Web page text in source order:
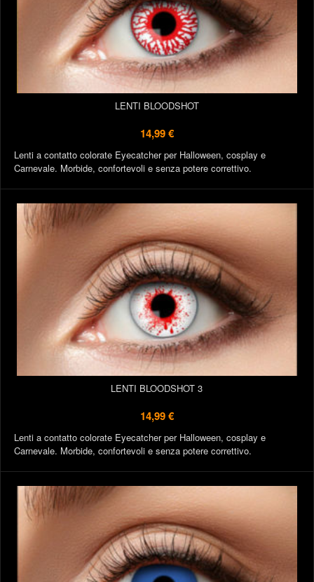
LENTI BLOODSHOT
14,99 €
Lenti a contatto colorate Eyecatcher per Halloween, cosplay e
Carnevale. Morbide, confortevoli e senza potere correttivo.
LENTI BLOODSHOT 3
14,99 €
Lenti a contatto colorate Eyecatcher per Halloween, cosplay e
Carnevale. Morbide, confortevoli e senza potere correttivo.